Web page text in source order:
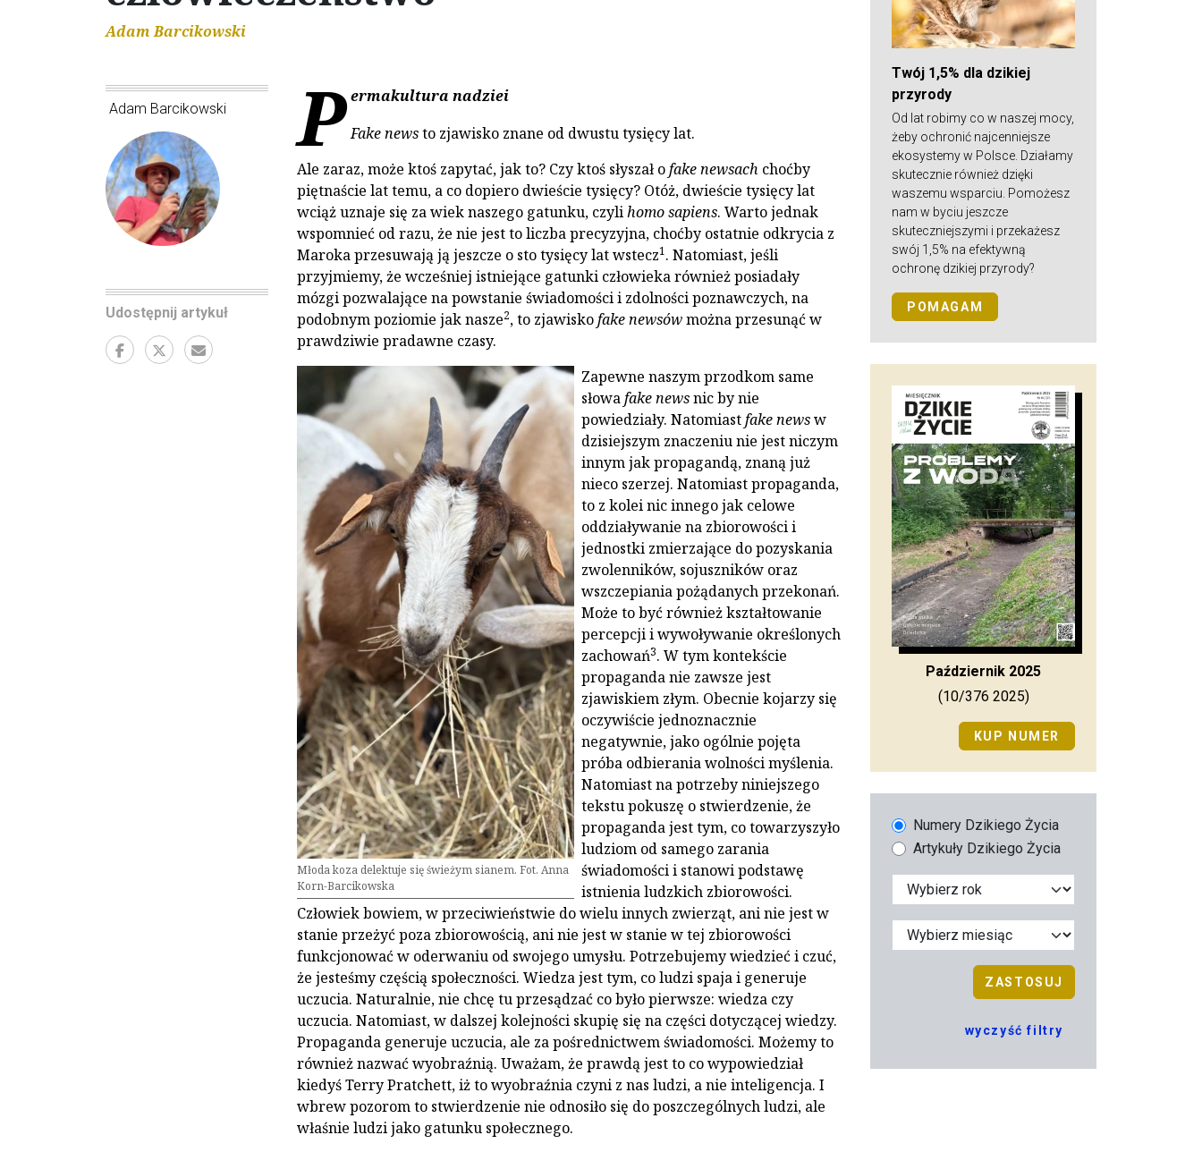
Adam Barcikowski
Adam Barcikowski
Udostępnij artykuł
Permakultura nadziei
Fake newsto zjawisko znane od dwustu tysięcy lat.
Ale zaraz, może ktoś zapytać, jak to? Czy ktoś słyszał ofake newsach choćby
piętnaście lat temu, a co dopiero dwieście tysięcy? Otóż, dwieście tysięcy lat
wciąż uznaje się za wiek naszego gatunku, czylihomo sapiens. Warto jednak
wspomnieć od razu, że nie jest to liczba precyzyjna, choćby ostatnie odkrycia z
Maroka przesuwają ją jeszcze o sto tysięcy lat wstecz1. Natomiast, jeśli
przyjmiemy, że wcześniej istniejące gatunki człowieka również posiadały
mózgi pozwalające na powstanie świadomości i zdolności poznawczych, na
podobnym poziomie jak nasze2, to zjawiskofake newsówmożna przesunąć w
prawdziwie pradawne czasy.
Młoda koza delektuje się świeżym sianem. Fot. Anna
Korn-Barcikowska
Zapewne naszym przodkom same
słowafake newsnic by nie
powiedziały. Natomiastfake newsw
dzisiejszym znaczeniu nie jest niczym
innym jak propagandą, znaną już
nieco szerzej. Natomiast propaganda,
to z kolei nic innego jak celowe
oddziaływanie na zbiorowości i
jednostki zmierzające do pozyskania
zwolenników, sojuszników oraz
wszczepiania pożądanych przekonań.
Może to być również kształtowanie
percepcji i wywoływanie określonych
zachowań3. W tym kontekście
propaganda nie zawsze jest
zjawiskiem złym. Obecnie kojarzy się
oczywiście jednoznacznie
negatywnie, jako ogólnie pojęta
próba odbierania wolności myślenia.
Natomiast na potrzeby niniejszego
tekstu pokuszę o stwierdzenie, że
propaganda jest tym, co towarzyszyło
ludziom od samego zarania
świadomości i stanowi podstawę
istnienia ludzkich zbiorowości.
Człowiek bowiem, w przeciwieństwie do wielu innych zwierząt, ani nie jest w
stanie przeżyć poza zbiorowością, ani nie jest w stanie w tej zbiorowości
funkcjonować w oderwaniu od swojego umysłu. Potrzebujemy wiedzieć i czuć,
że jesteśmy częścią społeczności. Wiedza jest tym, co ludzi spaja i generuje
uczucia. Naturalnie, nie chcę tu przesądzać co było pierwsze: wiedza czy
uczucia. Natomiast, w dalszej kolejności skupię się na części dotyczącej wiedzy.
Propaganda generuje uczucia, ale za pośrednictwem świadomości. Możemy to
również nazwać wyobraźnią. Uważam, że prawdą jest to co wypowiedział
kiedyś Terry Pratchett, iż to wyobraźnia czyni z nas ludzi, a nie inteligencja. I
wbrew pozorom to stwierdzenie nie odnosiło się do poszczególnych ludzi, ale
właśnie ludzi jako gatunku społecznego.
Twój 1,5% dla dzikiej
przyrody
Od lat robimy co w naszej mocy,
żeby ochronić najcenniejsze
ekosystemy w Polsce. Działamy
skutecznie również dzięki
waszemu wsparciu. Pomożesz
nam w byciu jeszcze
skuteczniejszymi i przekażesz
swój 1,5% na efektywną
ochronę dzikiej przyrody?
POMAGAM
Październik 2025
(10/376 2025)
KUP NUMER
Numery Dzikiego Życia
Artykuły Dzikiego Życia
ZASTOSUJ
wyczyść filtry